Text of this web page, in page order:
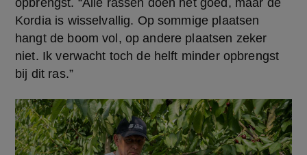
opbrengst. “Alle rassen doen het goed, maar de
Kordia is wisselvallig. Op sommige plaatsen
hangt de boom vol, op andere plaatsen zeker
niet. Ik verwacht toch de helft minder opbrengst
bij dit ras.”